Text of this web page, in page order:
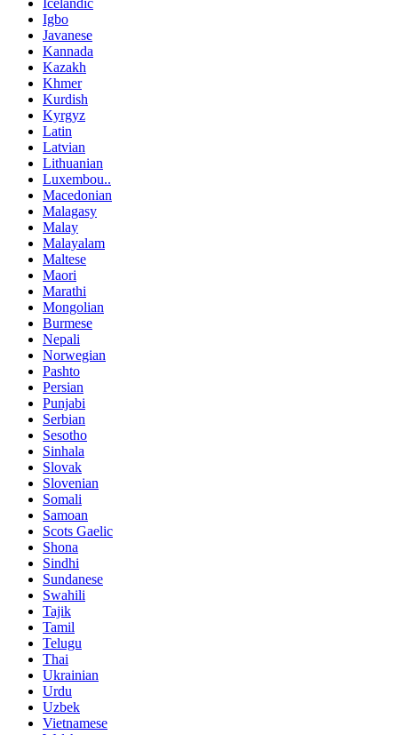
Icelandic
Igbo
Javanese
Kannada
Kazakh
Khmer
Kurdish
Kyrgyz
Latin
Latvian
Lithuanian
Luxembou..
Macedonian
Malagasy
Malay
Malayalam
Maltese
Maori
Marathi
Mongolian
Burmese
Nepali
Norwegian
Pashto
Persian
Punjabi
Serbian
Sesotho
Sinhala
Slovak
Slovenian
Somali
Samoan
Scots Gaelic
Shona
Sindhi
Sundanese
Swahili
Tajik
Tamil
Telugu
Thai
Ukrainian
Urdu
Uzbek
Vietnamese